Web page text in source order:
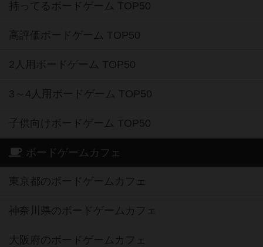
持ってるボードゲーム TOP50
高評価ボードゲーム TOP50
2人用ボードゲーム TOP50
3～4人用ボードゲーム TOP50
子供向けボードゲーム TOP50
ボードゲームカフェ
東京都のボードゲームカフェ
神奈川県のボードゲームカフェ
大阪府のボードゲームカフェ